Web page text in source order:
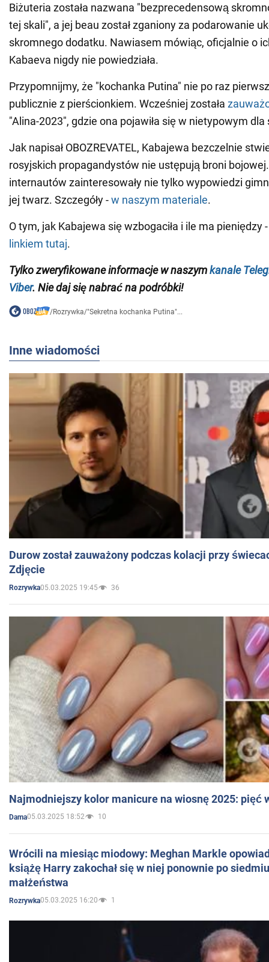
Biżuteria została nazwana "bezprecedensową
tej skali", a jej beau został zganiony za podarowanie
skromnego dodatku. Nawiasem mówiąc, oficjalnie o
Kabaeva nigdy nie powiedziała.
Przypomnijmy, że "kochanka Putina" nie po raz
publicznie z pierścionkiem. Wcześniej została
"Alina-2023", gdzie ona pojawiła się w nietypowym
Jak napisał OBOZREVATEL, Kabajewa bezczelnie
rosyjskich propagandystów nie ustępują broni
internautów zainteresowały nie tylko wypowiedzi
jej twarz. Szczegóły -w naszym materiale.
O tym, jak Kabajewa się wzbogaciła i ile ma pieniędzy
linkiem tutaj.
Tylko zweryfikowane informacje w naszymkanale
Viber. Nie daj się nabrać na podróbki!
/Rozrywka/"Sekretna kochanka Putina"...
Inne wiadomości
Durow został zauważony podczas kolacji przy
Zdjęcie
Rozrywka05.03.2025 19:45 36
Najmodniejszy kolor manicure na wiosnę 2025: pięć
Dama05.03.2025 18:52 10
Wrócili na miesiąc miodowy: Meghan Markle
książę Harry zakochał się w niej ponownie po
małżeństwa
Rozrywka05.03.2025 16:20 1